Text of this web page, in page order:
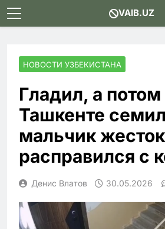
Skip
to
VAIB.UZ
НОВОСТИ УЗБЕКИСТАНА
Гладил, а
Ташкенте
мальчик
расправился с
Денис Влатов 30.05.2026